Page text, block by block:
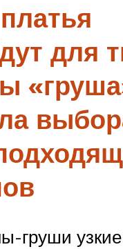
для
груши